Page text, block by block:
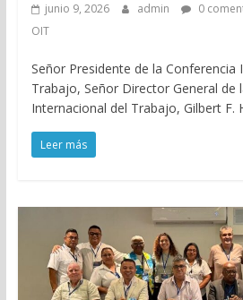
junio 9, 2026 admin 0
OIT
Señor Presidente de la Conferencia
Trabajo, Señor Director General de
Internacional del Trabajo, Gilbert F.
Leer más